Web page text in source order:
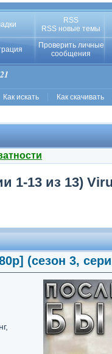
RSS
RSS новые темы
Проверить личные
сообщения
Как искать Как скачивать
1-13 из 13)
(сезон 3,